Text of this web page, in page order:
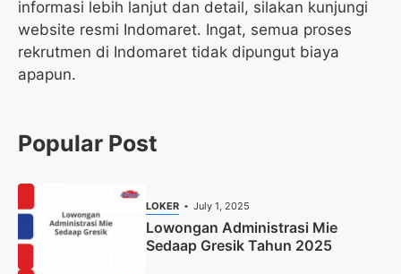
informasi lebih lanjut dan detail, silakan kunjungi
website resmi Indomaret. Ingat, semua proses
rekrutmen di Indomaret tidak dipungut biaya
apapun.
Popular Post
LOKER July 1, 2025
Lowongan Administrasi Mie
Sedaap Gresik Tahun 2025